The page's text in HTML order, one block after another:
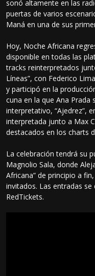
sonó altamente en las
puertas de varios
Maná en una de sus
Hoy, Noche Africana
disponible en todas las
tracks reinterpretados
Líneas”, con Federico
y participó en la
cuna en la que Ana Prada
interpretativo, “Ajedrez”,
interpretada junto a Max
destacados en los charts
La celebración tendrá su
Magnolio Sala, donde
Africana” de principio a
invitados. Las entradas
RedTickets.